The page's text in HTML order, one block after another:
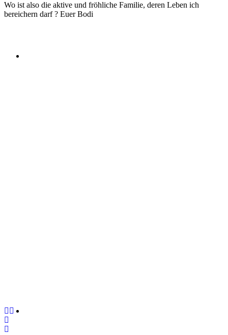
Wo ist also die aktive und fröhliche Familie, deren Leben ich
bereichern darf ? Euer Bodi